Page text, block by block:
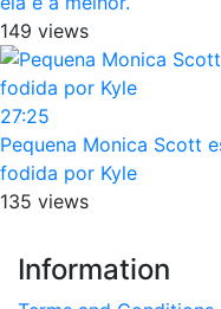
149 views
27:25
Pequena Monica Scott
fodida por Kyle
135 views
Information